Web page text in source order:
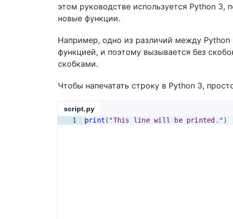
этом руководстве используется Python 3,
новые функции.
Например, одно из различий между Python
функцией, и поэтому вызывается без
скобками.
Чтобы напечатать строку в Python 3,
script.py
1
print ( "This line will be printed.")